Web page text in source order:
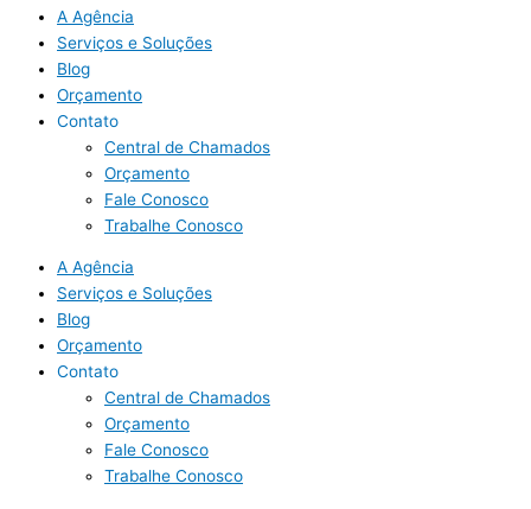
A Agência
Serviços e Soluções
Blog
Orçamento
Contato
Central de Chamados
Orçamento
Fale Conosco
Trabalhe Conosco
A Agência
Serviços e Soluções
Blog
Orçamento
Contato
Central de Chamados
Orçamento
Fale Conosco
Trabalhe Conosco